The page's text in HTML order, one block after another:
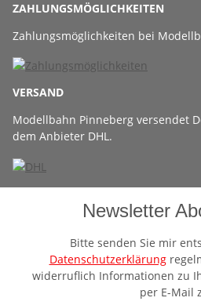
ZAHLUNGSMÖGLICHKEITEN
Zahlungsmöglichkeiten bei
VERSAND
Modellbahn Pinneberg versendet
dem Anbieter DHL.
Newsletter
Bitte senden Sie mir
Datenschutzerklärung
widerruflich Informationen zu
per E-Mail